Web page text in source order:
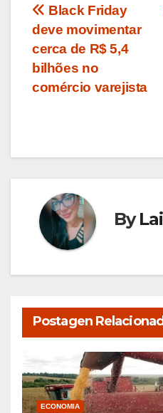
Navegação
de
Post
Black Friday
deve movimentar
cerca de R$ 5,4
bilhões no
comércio varejista
By
Postagen
ECONOMIA